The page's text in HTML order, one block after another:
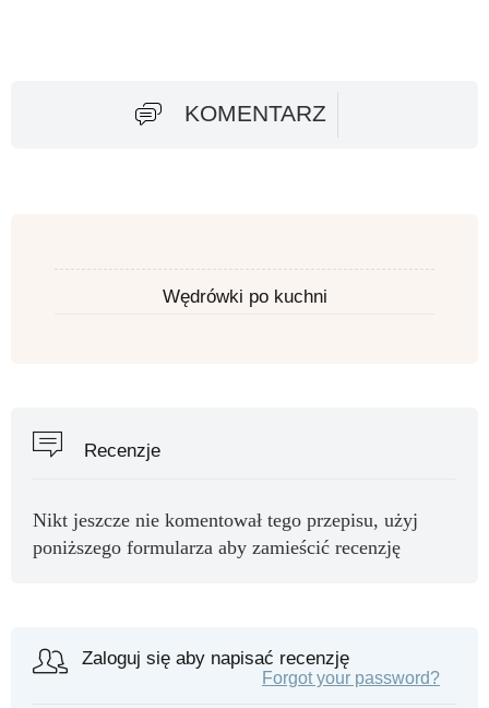
KOMENTARZ
Wędrówki po kuchni
Recenzje
Nikt jeszcze nie komentował tego przepisu, użyj
poniższego formularza aby zamieścić recenzję
Zaloguj się aby napisać recenzję
Forgot your password?